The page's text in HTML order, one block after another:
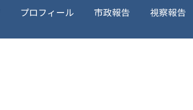
プロフィール 市政報告 視察報告